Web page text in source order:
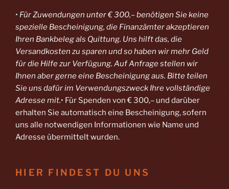
• Für Zuwendungen unter € 300,– benötigen Sie keine
spezielle Bescheinigung, die Finanzämter akzeptieren
Ihren Bankbeleg als Quittung. Uns hilft das, die
Versandkosten zu sparen und so haben wir mehr Geld
für die Hilfe zur Verfügung. Auf Anfrage stellen wir
Ihnen aber gerne eine Bescheinigung aus. Bitte teilen
Sie uns dafür im Verwendungszweck Ihre vollständige
Adresse mit.• Für Spenden von € 300,– und darüber
erhalten Sie automatisch eine Bescheinigung, sofern
uns alle notwendigen Informationen wie Name und
Adresse übermittelt wurden.
HIER FINDEST DU UNS